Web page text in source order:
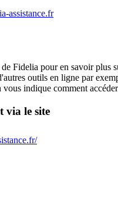
assistance.fr
de Fidelia pour en savoir plus
outils en ligne par
indique comment
via le site